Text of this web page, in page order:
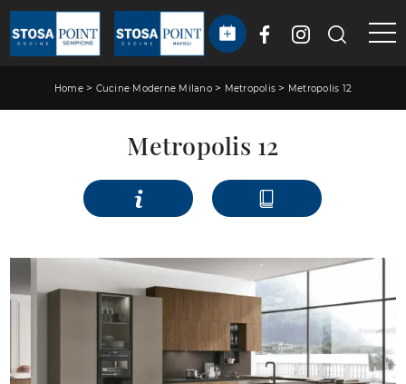
Home> Cucine Moderne Milano> Metropolis > Metropolis 12
Metropolis 12